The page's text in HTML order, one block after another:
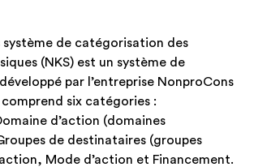
système de catégorisation des
(NKS) est un système de
par l’entreprise NonproCons
comprend six catégories :
d’action (domaines
de destinataires (groupes
Mode d’action et Financement.